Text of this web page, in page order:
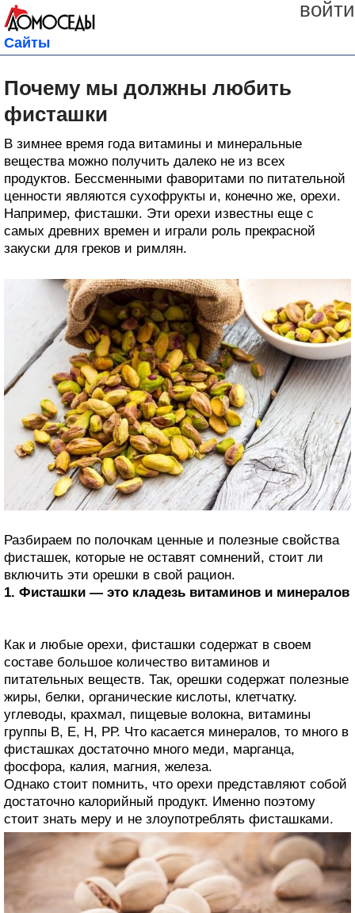
войти
Сайты
Почему мы должны любить
фисташки
В зимнее время года витамины и минеральные
вещества можно получить далеко не из всех
продуктов. Бессменными фаворитами по питательной
ценности являются сухофрукты и, конечно же, орехи.
Например, фисташки. Эти орехи известны еще с
самых древних времен и играли роль прекрасной
закуски для греков и римлян.
Разбираем по полочкам ценные и полезные свойства
фисташек, которые не оставят сомнений, стоит ли
включить эти орешки в свой рацион.
1. Фисташки — это кладезь витаминов и минералов
Как и любые орехи, фисташки содержат в своем
составе большое количество витаминов и
питательных веществ. Так, орешки содержат полезные
жиры, белки, органические кислоты, клетчатку.
углеводы, крахмал, пищевые волокна, витамины
группы В, Е, Н, РР. Что касается минералов, то много в
фисташках достаточно много меди, марганца,
фосфора, калия, магния, железа.
Однако стоит помнить, что орехи представляют собой
достаточно калорийный продукт. Именно поэтому
стоит знать меру и не злоупотреблять фисташками.